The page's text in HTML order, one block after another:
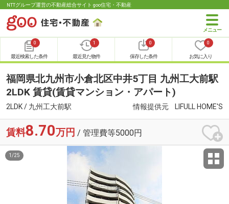
NTTグループ運営の不動産総合サイト goo住宅・不動産
0
最近検索した条件
1
最近見た物件
0
保存した条件
0
お気に入り
福岡県北九州市小倉北区中井5丁目 九州工大前駅
2LDK 賃貸(賃貸マンション・アパート)
2LDK / 九州工大前駅 情報提供元 LIFULL HOME'S
賃料8.70万円 / 管理費等5000円
1 /25